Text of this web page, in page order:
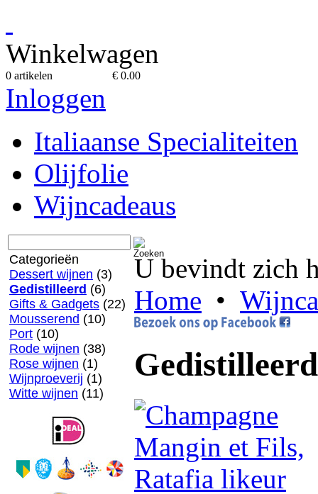
Winkelwagen
0 artikelen € 0.00
Inloggen
Italiaanse Specialiteiten
Olijfolie
Wijncadeaus
Categorieën
Dessert wijnen (3)
Gedistilleerd (6)
Gifts & Gadgets (22)
Mousserend (10)
Port (10)
Rode wijnen (38)
Rose wijnen (1)
Wijnproeverij (1)
Witte wijnen (11)
U bevindt zich
Home •
Gedistilleerd